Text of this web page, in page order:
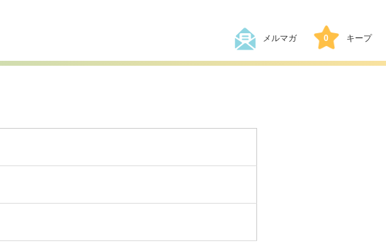
メルマガ 0 キープ